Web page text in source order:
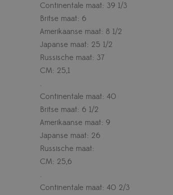
Continentale maat: 39 1/3
Britse maat: 6
Amerikaanse maat: 8 1/2
Japanse maat: 25 1/2
Russische maat: 37
CM: 25,1
.
Continentale maat: 40
Britse maat: 6 1/2
Amerikaanse maat: 9
Japanse maat: 26
Russische maat:
CM: 25,6
.
Continentale maat: 40 2/3